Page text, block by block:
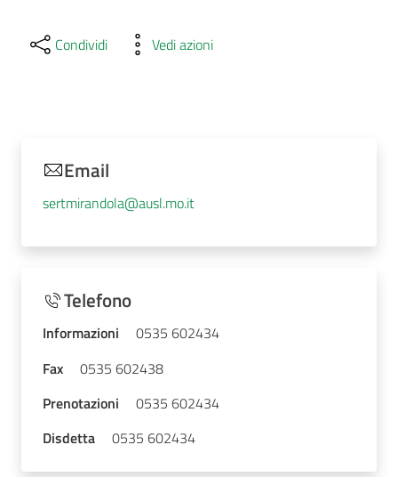
Condividi Vedi azioni
Email
sertmirandola@ausl.mo.it
Telefono
Informazioni
0535 602434
Fax
0535 602438
Prenotazioni
0535 602434
Disdetta
0535 602434